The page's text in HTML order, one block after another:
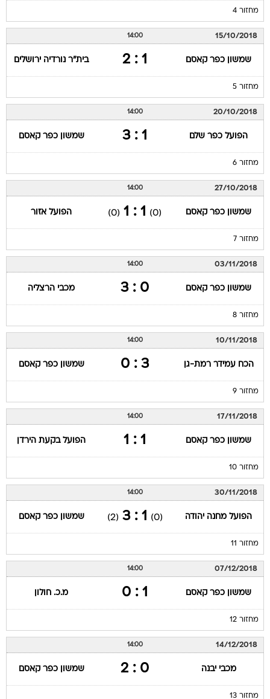
מחזור 4
15/10/2018
14:00
שמשון כפר קאסם 1 : 2 בית"ר נורדיה ירושלים
מחזור 5
20/10/2018
14:00
הפועל כפר שלם 1 : 3 שמשון כפר קאסם
מחזור 6
27/10/2018
14:00
שמשון כפר קאסם (0)
1 : 1
(0) הפועל אזור
מחזור 7
03/11/2018
14:00
שמשון כפר קאסם 0 : 3 מכבי הרצליה
מחזור 8
10/11/2018
14:00
הכח עמידר רמת-גן 3 : 0 שמשון כפר קאסם
מחזור 9
17/11/2018
14:00
שמשון כפר קאסם 1 : 1 הפועל בקעת הירדן
מחזור 10
30/11/2018
14:00
הפועל מחנה יהודה (0)
1 : 3
(2) שמשון כפר קאסם
מחזור 11
07/12/2018
14:00
שמשון כפר קאסם 1 : 0 מ.כ. חולון
מחזור 12
14/12/2018
14:00
מכבי יבנה 0 : 2 שמשון כפר קאסם
מחזור 13